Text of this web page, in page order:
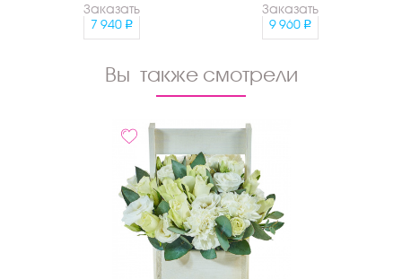
Заказать
7 940
Заказать
9 960
Вы также смотрели